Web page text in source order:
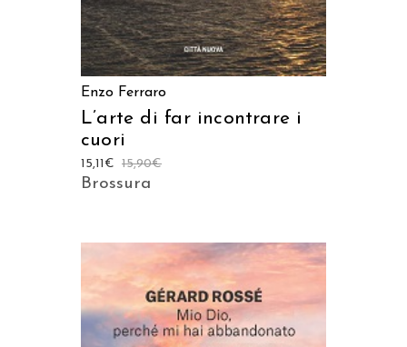
Enzo Ferraro
L’arte di far incontrare i
cuori
15,90€
15,11 €
Brossura